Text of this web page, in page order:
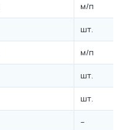
м/п
шт.
м/п
шт.
шт.
–